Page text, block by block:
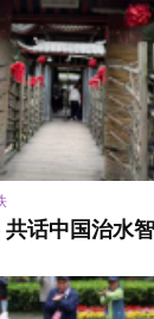
话中国治水